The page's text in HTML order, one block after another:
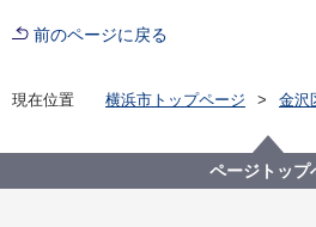
前のページに戻る
現在位置 横浜市トップページ
金沢
ページトップ